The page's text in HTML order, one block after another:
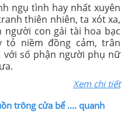
ngụ tình hay nhất xuyên
thiên nhiên, ta xót xa,
con gái tài hoa bạc
tỏ niềm đồng cảm, trân
với số phận người phụ nữ
Xem chi tiết
trông cửa bể …. quanh